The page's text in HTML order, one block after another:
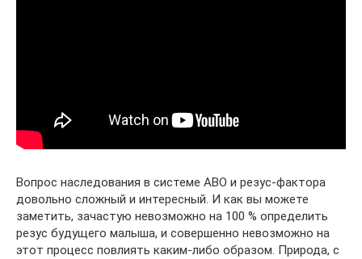
Вопрос наследования в системе АВО и резус-фактора
довольно сложный и интересный. И как вы можете
заметить, зачастую невозможно на 100 % определить
резус будущего малыша, и совершенно невозможно на
этот процесс повлиять каким-либо образом. Природа, с